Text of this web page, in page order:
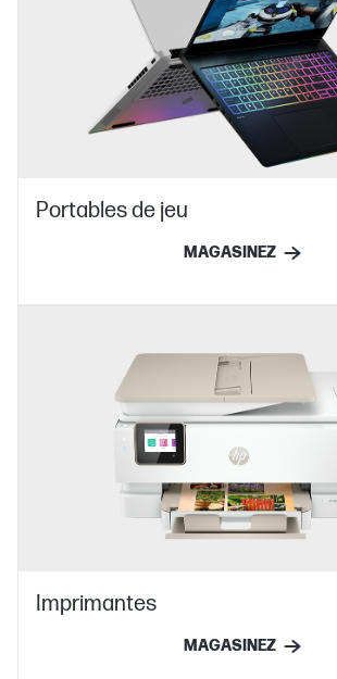
Portables de jeu
MAGASINEZ
Imprimantes
MAGASINEZ